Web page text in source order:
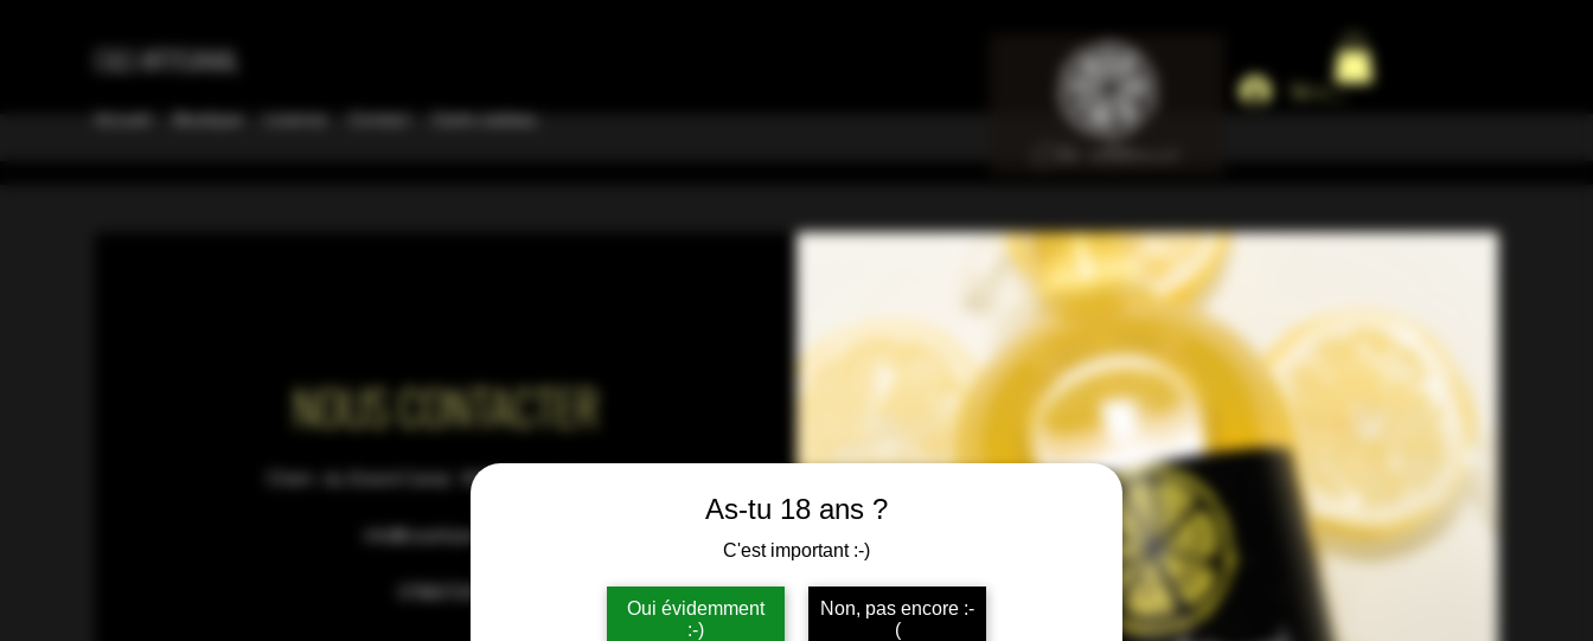
As-tu 18 ans ?
C'est important :-)
Oui évidemment
:-)
Non, pas encore :-
(
C&S ARTISANAL
Accueil Boutique Licence Contact Carte cadeau
Se connecter
NOUS CONTACTER
Chem. du Grand Canal, 1846 Chessel, Suisse
info@csartisanal.com